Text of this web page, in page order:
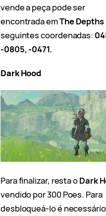
vende a peça pode ser
encontrada emThe Depths
seguintes coordenadas:
-0805, -0471.
Dark Hood
Para finalizar, resta oDark
vendido por 300 Poes. Para
desbloqueá-lo é necessário